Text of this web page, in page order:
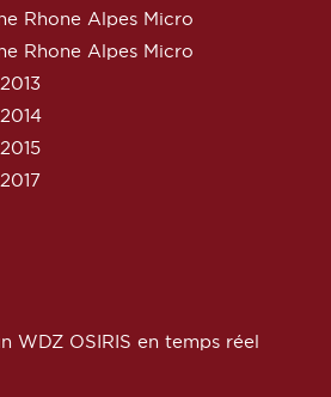
Rhone Alpes Micro
Rhone Alpes Micro
WDZ OSIRIS en temps réel